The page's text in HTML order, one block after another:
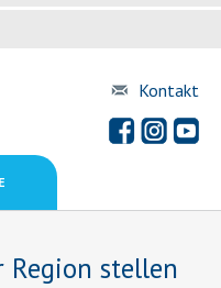
Kontakt
Region stellen